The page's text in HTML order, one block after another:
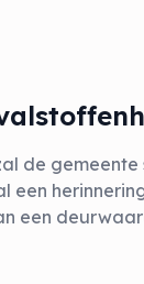
de
een
een